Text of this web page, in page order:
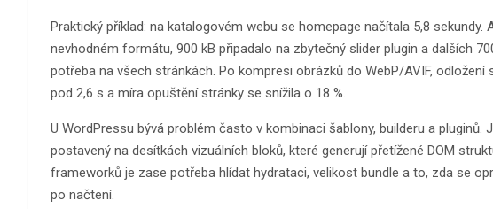
Praktický příklad: na katalogovém webu se homepage načítala 5,8 sekundy.
nevhodném formátu, 900 kB připadalo na zbytečný slider plugin a dalších
potřeba na všech stránkách. Po kompresi obrázků do WebP/AVIF, odložení
pod 2,6 s a míra opuštění stránky se snížila o 18 %.
U WordPressu bývá problém často v kombinaci šablony, builderu a pluginů.
postavený na desítkách vizuálních bloků, které generují přetížené DOM
frameworků je zase potřeba hlídat hydrataci, velikost bundle a to, zda se
po načtení.